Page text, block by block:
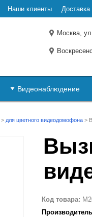
Наши клиенты Доставка
Москва,
Видеонаблюдение
> для цветного видеодомофона >
Код товара: